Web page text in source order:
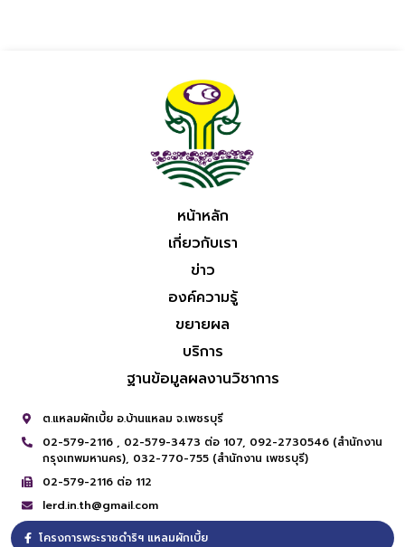
หน้าหลัก
เกี่ยวกับเรา
ข่าว
องค์ความรู้
ขยายผล
บริการ
ฐานข้อมูลผลงานวิชาการ
ต.แหลมผักเบี้ย อ.บ้านแหลม จ.เพชรบุรี
02-579-2116 , 02-579-3473 ต่อ 107, 092-2730546 (สำนักงาน
กรุงเทพมหานคร), 032-770-755 (สำนักงาน เพชรบุรี)
02-579-2116 ต่อ 112
lerd.in.th@gmail.com
โครงการพระราชดำริฯ แหลมผักเบี้ย